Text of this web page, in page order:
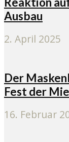
Ausbau
2. April 2025
Der
Fest der
16. Februar